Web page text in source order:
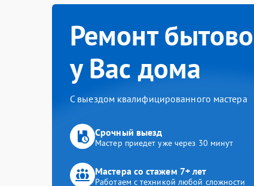
Ремонт
у Вас дома
С выездом квалифицированного мастера
Срочный выезд
Мастер приедет уже через 30 минут
Мастера со стажем 7+ лет
Работаем с техникой любой сложности